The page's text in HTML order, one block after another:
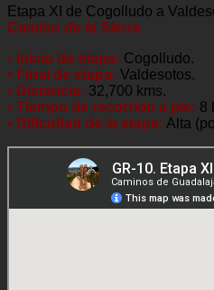
Etapa XI de Cogolludo a
Camino de la Sierra
• Inicio de etapa: Cogolludo.
• Final de etapa: Valdesotos.
• Distancia: 32,700 kms.
• Tiempo de recorrido a pie: 8
• Dificultad de la etapa: Alta